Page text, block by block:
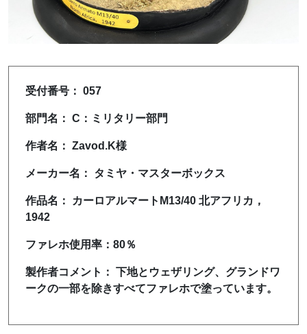
受付番号： 057
部門名： C：ミリタリー部門
作者名： Zavod.K様
メーカー名： タミヤ・マスターボックス
作品名： カーロアルマートM13/40 北アフリカ，
1942
ファレホ使用率：80％
製作者コメント： 下地とウェザリング、グランドワ
ークの一部を除きすべてファレホで塗っています。